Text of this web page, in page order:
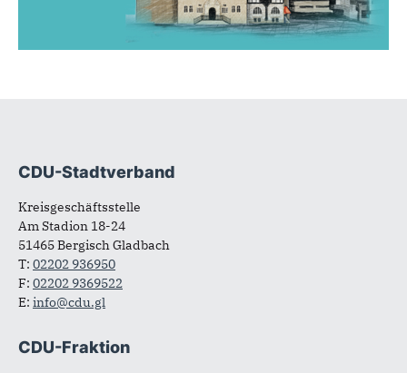
Fußbereich
CDU-Stadtverband
Kreisgeschäftsstelle
Am Stadion 18-24
51465 Bergisch Gladbach
T: 02202 936950
F: 02202 9369522
E: info@cdu.gl
CDU-Fraktion